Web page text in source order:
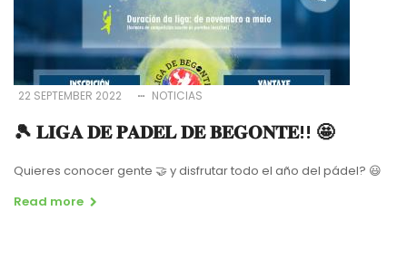
22 SEPTEMBER 2022 NOTICIAS
🎾 𝐋𝐈𝐆𝐀 𝐃𝐄 𝐏𝐀𝐃𝐄𝐋 𝐃𝐄 𝐁𝐄𝐆𝐎𝐍𝐓𝐄!! 🤩
Quieres conocer gente 🤝 y disfrutar todo el año del pádel? 😃
Read more